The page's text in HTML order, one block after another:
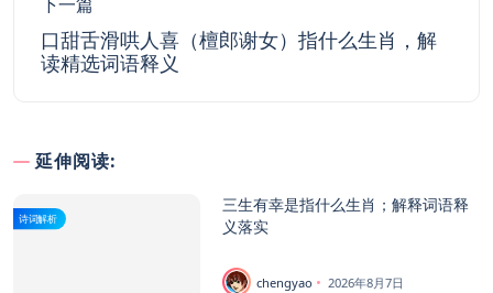
口甜舌滑哄人喜（檀郎谢女）指什么生肖，解
读精选词语释义
延伸阅读:
诗词解析
三生有幸是指什么生肖；解释词语释
义落实
chengyao 2026年8月7日